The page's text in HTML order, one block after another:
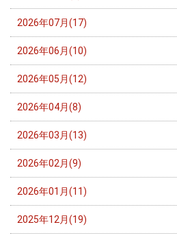
2026年07月(17)
2026年06月(10)
2026年05月(12)
2026年04月(8)
2026年03月(13)
2026年02月(9)
2026年01月(11)
2025年12月(19)